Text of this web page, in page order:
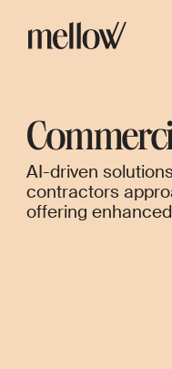
AI-driven
contractors
offering